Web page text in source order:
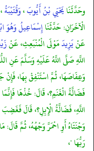
وحَدَّثَنَايَحْيَي بْنُ أَيُّوبَ،وَقُتَيْبَةُ،
الْآخَرَانِ: حَدَّثَنَاإِسْمَاعِيلُ وَهُوَ
عَنْيَزِيدَمَوْلَى الْمُنْبَعِثِ، عَنْ
اللَّهِ صَلَّى اللَّهُ عَلَيْهِ وَسَلَّمَ عَنِ
وَعِفَاصَهَا، ثُمَّ اسْتَنْفِقْ بِهَا، فَإِنْ
فَضَالَّةُ الْغَنَمِ؟، قَالَ: خُذْهَا
اللَّهِ، فَضَالَّةُ الْإِبِلِ؟، قَالَ
وَجْنَتَاهُ أَوِ احْمَرَّ وَجْهُهُ، ثُمَّ قَالَ:
رَبُّهَا "،